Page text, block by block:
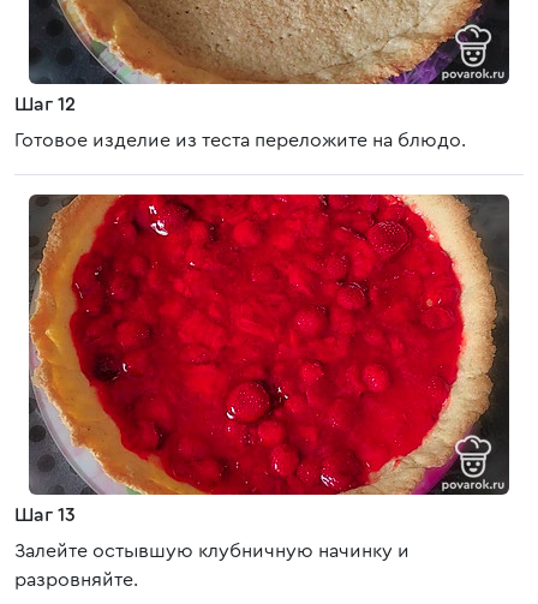
Шаг 12
Готовое изделие из теста переложите на блюдо.
Шаг 13
Залейте остывшую клубничную начинку и
разровняйте.